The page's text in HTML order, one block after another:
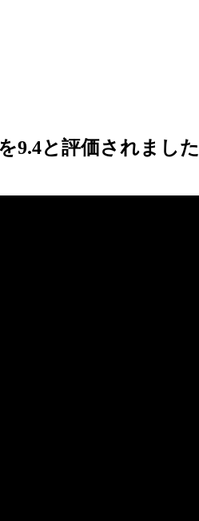
9.4と評価されました